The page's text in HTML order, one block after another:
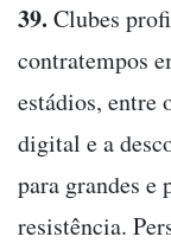
39. Clubes
contratempos
estádios, entre
digital e a
para grandes e
resistência.